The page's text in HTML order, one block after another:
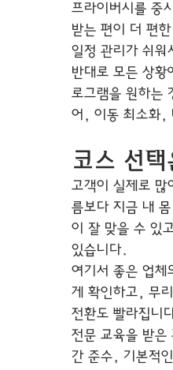
프라이버시를 중
받는 편이 더 편
일정 관리가 쉬워
반대로 모든 상황
로그램을 원하는
어, 이동 최소화,
코스 선
고객이 실제로 많
름보다 지금 내
이 잘 맞을 수 있
있습니다.
여기서 좋은 업체
게 확인하고, 무
전환도 빨라집니
전문 교육을 받은
간 준수, 기본적